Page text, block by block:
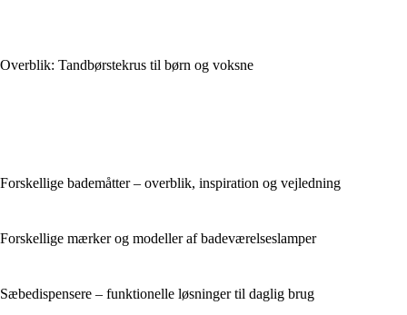
Overblik: Tandbørstekrus til børn og voksne
Forskellige bademåtter – overblik, inspiration og vejledning
Forskellige mærker og modeller af badeværelseslamper
Sæbedispensere – funktionelle løsninger til daglig brug